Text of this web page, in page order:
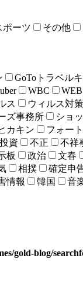
ポーツ その他
GoToトラベル
WBC WEB
ス ウィルス対策
ズ事務所 ショ
カキン フォー
資 不正 不祥
板 政治 文春
相撲 確定申
情報 韓国 音
gold-blog/